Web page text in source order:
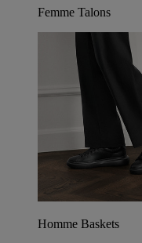
Femme Talons
Homme Baskets